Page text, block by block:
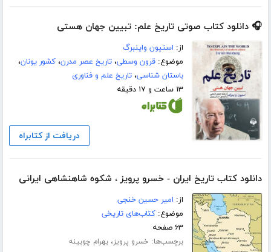
🎧 دانلود کتاب صوتی تاریخ علم: تبیین جهان هستی
از: استیون واینبرگ
موضوع:قرون وسطی،تاریخ عصر مدرن،کشور یونان،
باستان شناسی،تاریخ علم و فناوری
۱۳ ساعت و ۱۷ دقیقه
دریافت از کتابراه
دانلود کتاب تاریخ ایران - خسرو پرویز ، شکوه شاهنشاهی ایرانی
از: امیر حسین خنجی
موضوع:کتاب‌های تاریخی
۶۳ صفحه
برچسب‌ها: خسرو پرویز،بهرام چوبینه